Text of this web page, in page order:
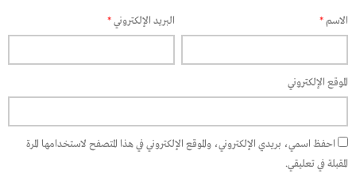
الاسم* البريد الإلكتروني*
الموقع الإلكتروني
احفظ اسمي، بريدي الإلكتروني، والموقع الإلكتروني في هذا المتصفح لاستخدامها المرة
المقبلة في تعليقي.